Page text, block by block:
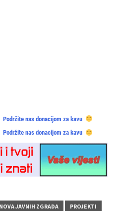
Podržite nas donacijom za kavu
Podržite nas donacijom za kavu
JAVNIH ZGRADA PROJEKTI